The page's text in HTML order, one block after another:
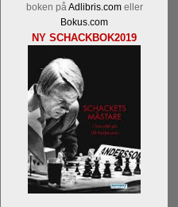
boken på Adlibris.comeller
Bokus.com
NY SCHACKBOK2019